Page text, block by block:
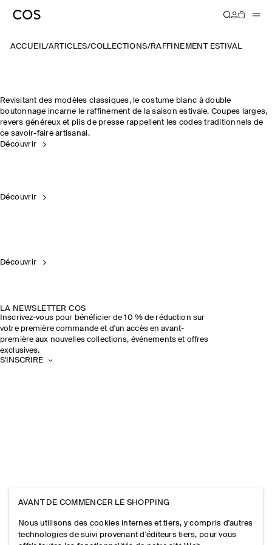
ACCUEIL/ARTICLES/COLLECTIONS/RAFFINEMENT ESTIVAL
Revisitant des modèles classiques, le costume blanc à double
boutonnage incarne le raffinement de la saison estivale. Coupes larges,
revers généreux et plis de presse rappellent les codes traditionnels de
ce savoir-faire artisanal.
Découvrir
Découvrir
Découvrir
LA NEWSLETTER COS
Inscrivez-vous pour bénéficier de 10 % de réduction sur
votre première commande et d'un accès en avant-
première aux nouvelles collections, événements et offres
exclusives.
S'INSCRIRE
AVANT DE COMMENCER LE SHOPPING
Nous utilisons des cookies internes et tiers, y compris d'autres
technologies de suivi provenant d'éditeurs tiers, pour vous